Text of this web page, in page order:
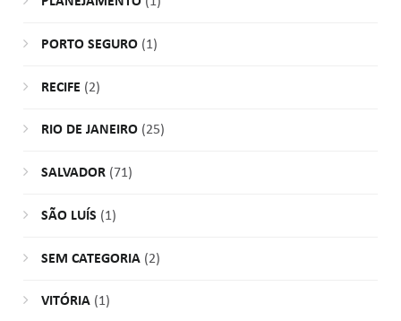
PORTO SEGURO(1)
RECIFE (2)
RIO DE JANEIRO(25)
SALVADOR(71)
SÃO LUÍS (1)
SEM CATEGORIA(2)
VITÓRIA(1)